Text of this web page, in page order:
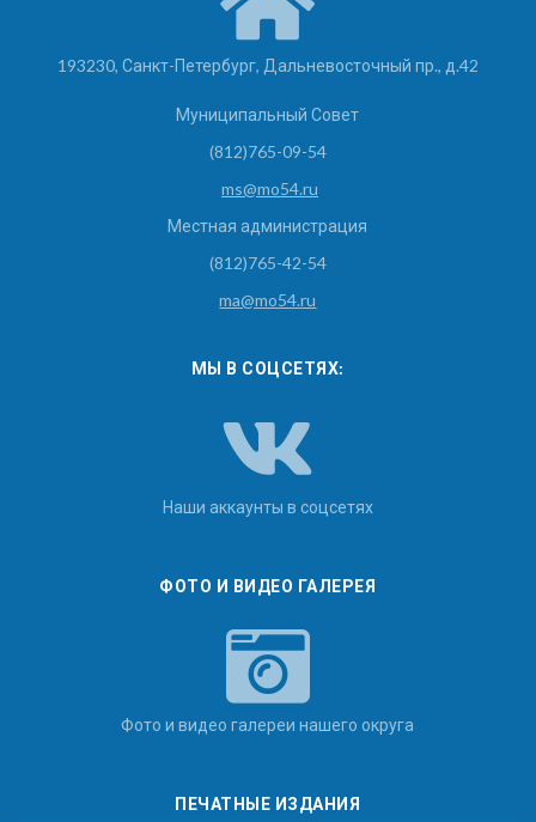
193230, Санкт-Петербург, Дальневосточный пр., д.42
Муниципальный Совет
(812)765-09-54
ms@mo54.ru
Местная администрация
(812)765-42-54
ma@mo54.ru
МЫ В СОЦСЕТЯХ:
Наши аккаунты в соцсетях
ФОТО И ВИДЕО ГАЛЕРЕЯ
Фото и видео галереи нашего округа
ПЕЧАТНЫЕ ИЗДАНИЯ